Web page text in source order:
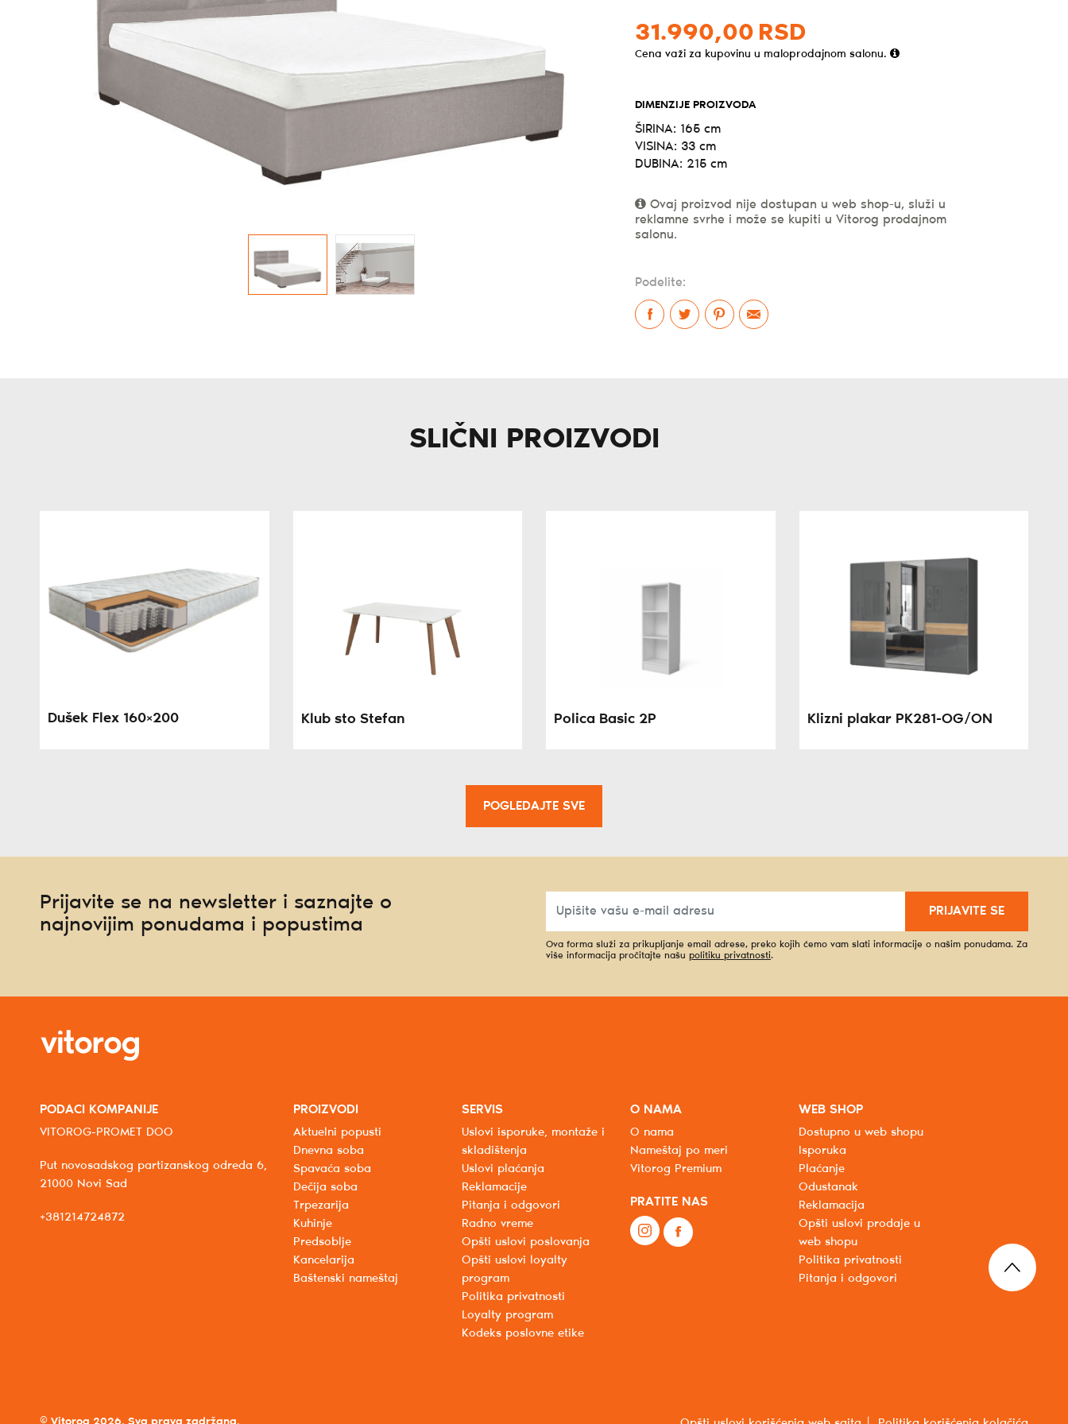
31.990,00 RSD
Cena važi za kupovinu u maloprodajnom salonu.
DIMENZIJE PROIZVODA
ŠIRINA: 165 cm
VISINA: 33 cm
DUBINA: 215 cm
Ovaj proizvod nije dostupan u web shop-u, služi u
reklamne svrhe i može se kupiti u Vitorog prodajnom
salonu.
Podelite:
SLIČNI PROIZVODI
Dušek Flex 160×200 Klub sto Stefan Polica Basic 2P Klizni plakar PK281-OG/ON
POGLEDAJTE SVE
Prijavite se na newsletter i saznajte o
najnovijim ponudama i popustima
PRIJAVITE SE
Ova forma služi za prikupljanje email adrese, preko kojih ćemo vam slati informacije o našim ponudama. Za
više informacija pročitajte našu politiku privatnosti.
PODACI KOMPANIJE
VITOROG-PROMET DOO
Put novosadskog partizanskog odreda 6,
21000 Novi Sad
+381214724872
PROIZVODI
Aktuelni popusti
Dnevna soba
Spavaća soba
Dečija soba
Trpezarija
Kuhinje
Predsoblje
Kancelarija
Baštenski nameštaj
SERVIS
Uslovi isporuke, montaže i
skladištenja
Uslovi plaćanja
Reklamacije
Pitanja i odgovori
Radno vreme
Opšti uslovi poslovanja
Opšti uslovi loyalty
program
Politika privatnosti
Loyalty program
Kodeks poslovne etike
O NAMA
O nama
Nameštaj po meri
Vitorog Premium
PRATITE NAS
WEB SHOP
Dostupno u web shopu
Isporuka
Plaćanje
Odustanak
Reklamacija
Opšti uslovi prodaje u
web shopu
Politika privatnosti
Pitanja i odgovori